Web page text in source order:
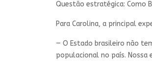
Questão estratégica: Como
Para Carolina, a principal
— O Estado brasileiro não
populacional no país.